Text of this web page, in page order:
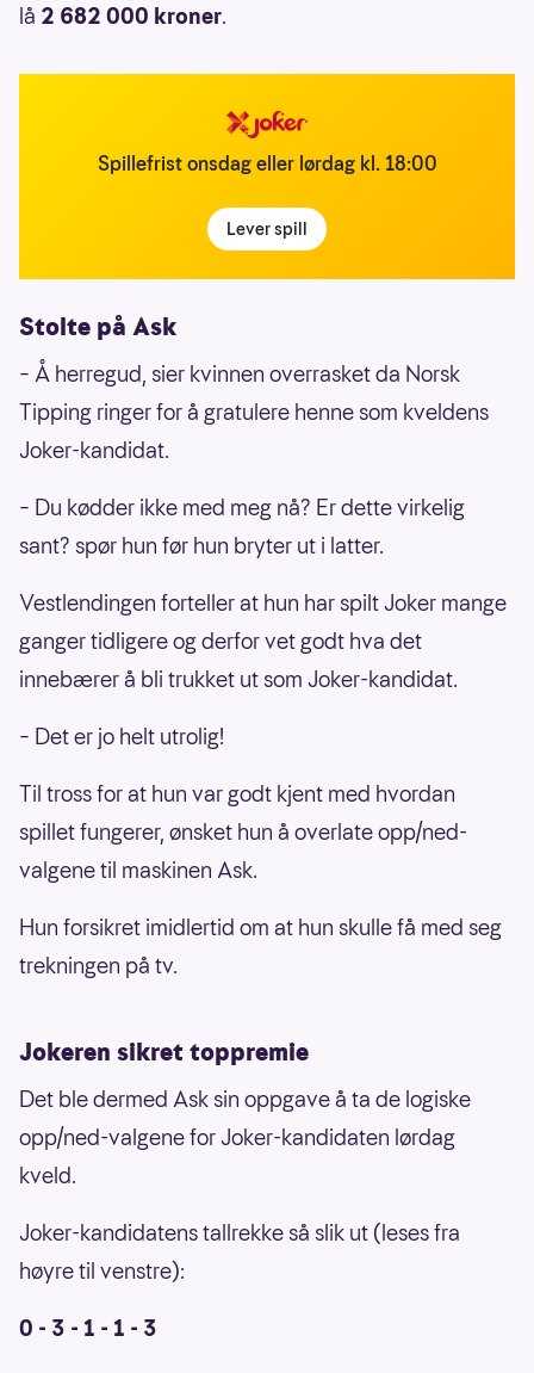
lå 2 682 000 kroner.
Spillefrist onsdag eller lørdag kl. 18:00
Lever spill
Stolte på Ask
– Å herregud, sier kvinnen overrasket da Norsk
Tipping ringer for å gratulere henne som kveldens
Joker-kandidat.
– Du kødder ikke med meg nå? Er dette virkelig
sant? spør hun før hun bryter ut i latter.
Vestlendingen forteller at hun har spilt Joker mange
ganger tidligere og derfor vet godt hva det
innebærer å bli trukket ut som Joker-kandidat.
– Det er jo helt utrolig!
Til tross for at hun var godt kjent med hvordan
spillet fungerer, ønsket hun å overlate opp/ned-
valgene til maskinen Ask.
Hun forsikret imidlertid om at hun skulle få med seg
trekningen på tv.
Jokeren sikret toppremie
Det ble dermed Ask sin oppgave å ta de logiske
opp/ned-valgene for Joker-kandidaten lørdag
kveld.
Joker-kandidatens tallrekke så slik ut (leses fra
høyre til venstre):
0 - 3 - 1 - 1 - 3